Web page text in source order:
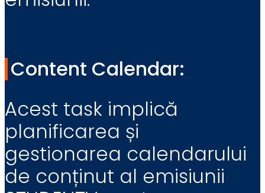
Content Calendar:
Acest task implică
planificarea și
gestionarea calendarului
de conținut al emisiunii